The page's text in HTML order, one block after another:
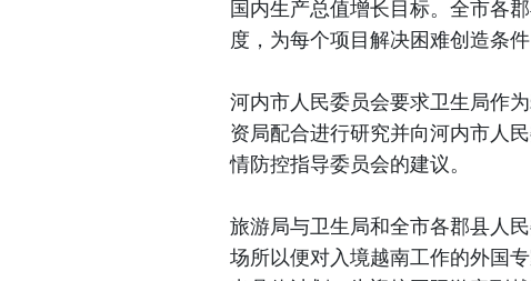
国内生产总值增长目标。全市各
度，为每个项目解决困难创造条
河内市人民委员会要求卫生局作
资局配合进行研究并向河内市人
情防控指导委员会的建议。
旅游局与卫生局和全市各郡县人
场所以便对入境越南工作的外国